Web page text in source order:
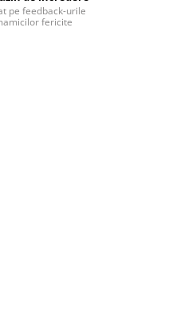
pe feedback-urile
fericite